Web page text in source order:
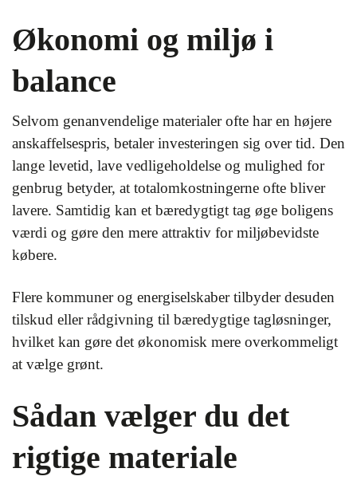
Økonomi og miljø i
balance
Selvom genanvendelige materialer ofte har en højere
anskaffelsespris, betaler investeringen sig over tid. Den
lange levetid, lave vedligeholdelse og mulighed for
genbrug betyder, at totalomkostningerne ofte bliver
lavere. Samtidig kan et bæredygtigt tag øge boligens
værdi og gøre den mere attraktiv for miljøbevidste
købere.
Flere kommuner og energiselskaber tilbyder desuden
tilskud eller rådgivning til bæredygtige tagløsninger,
hvilket kan gøre det økonomisk mere overkommeligt
at vælge grønt.
Sådan vælger du det
rigtige materiale